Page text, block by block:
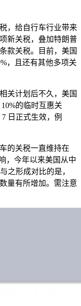
，给自行车行业带来
新关税，叠加特朗普
款关税。目前，美国
，且还有其他多项关
关计划后不久，美国
的临时互惠关
日正式生效，例
的关税一直维持在
，今年以来美国从中
之形成对比的是，
量有所增加。需注意